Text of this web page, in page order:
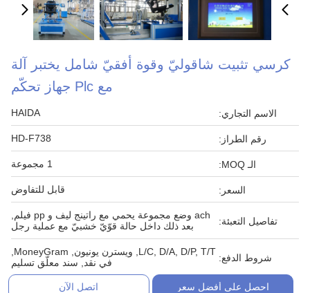
كرسي تثبيت شاقوليّ وقوة أفقيّ شامل يختبر آلة
مع Plc جهاز تحكّم
الاسم التجاري: HAIDA
رقم الطراز: HD-F738
الـ MOQ: 1 مجموعة
السعر: قابل للتفاوض
تفاصيل التعبئة:
ach وضع مجموعة يحمي مع راتينج ليف و pp فيلم,
بعد ذلك داخل حالة قوّيّ خشبيّ مع عملية رجل
شروط الدفع:
في نقد, سند معلّق تسليم
احصل على أفضل سعر اتصل الآن